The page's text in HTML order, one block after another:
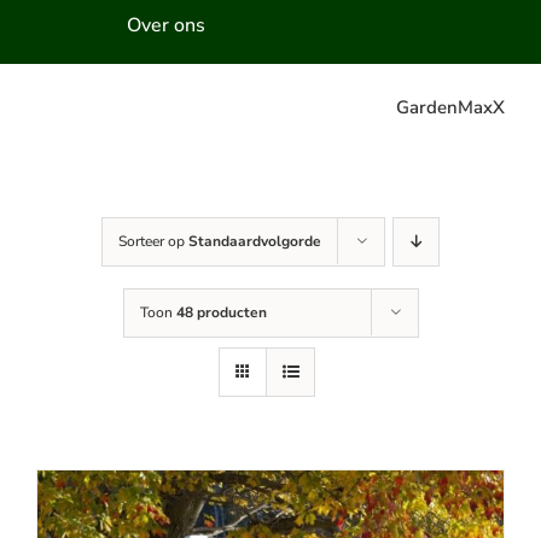
Over ons
GardenMaxX
Sorteer opStandaardvolgorde
Toon 48 producten